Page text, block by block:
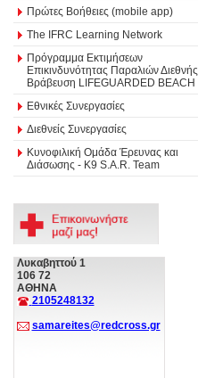
Πρώτες Βοήθειες (mobile app)
The IFRC Learning Network
Πρόγραμμα Εκτιμήσεων
Επικινδυνότητας Παραλιών Διεθνής
Βράβευση LIFEGUARDED BEACH
Εθνικές Συνεργασίες
Διεθνείς Συνεργασίες
Κυνοφιλική Ομάδα Έρευνας και
Διάσωσης - Κ9 S.A.R. Team
Λυκαβηττού 1
106 72
ΑΘΗΝΑ
2105248132
samareites@redcross.gr